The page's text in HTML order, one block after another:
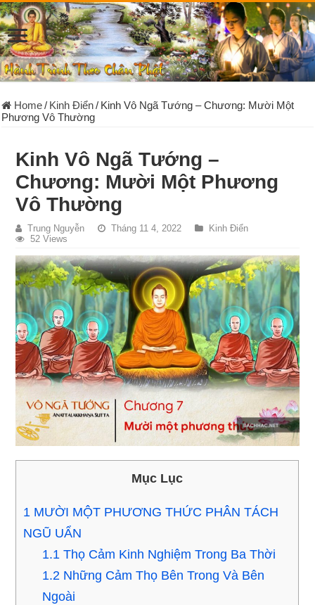
Home/ Kinh Điển/ Kinh Vô Ngã Tướng – Chương: Mười Một
Phương Vô Thường
Kinh Vô Ngã Tướng –
Chương: Mười Một Phương
Vô Thường
Trung Nguyễn Tháng 11 4, 2022
Kinh Điển
52 Views
Mục Lục
1 MƯỜI MỘT PHƯƠNG THỨC PHÂN TÁCH
NGŨ UẨN
1.1 Thọ Cảm Kinh Nghiệm Trong Ba Thời
1.2 Những Cảm Thọ Bên Trong Và Bên
Ngoài